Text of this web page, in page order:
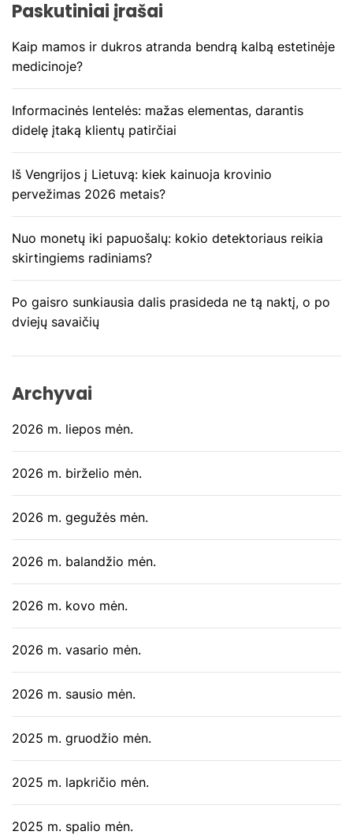
j
a
t
a
r
p
į
r
a
š
ų
Paskutiniai įrašai
Kaip mamos ir dukros atranda bendrą kalbą estetinėje
medicinoje?
Informacinės lentelės: mažas elementas, darantis
didelę įtaką klientų patirčiai
Iš Vengrijos į Lietuvą: kiek kainuoja krovinio
pervežimas 2026 metais?
Nuo monetų iki papuošalų: kokio detektoriaus reikia
skirtingiems radiniams?
Po gaisro sunkiausia dalis prasideda ne tą naktį, o po
dviejų savaičių
Archyvai
2026 m. liepos mėn.
2026 m. birželio mėn.
2026 m. gegužės mėn.
2026 m. balandžio mėn.
2026 m. kovo mėn.
2026 m. vasario mėn.
2026 m. sausio mėn.
2025 m. gruodžio mėn.
2025 m. lapkričio mėn.
2025 m. spalio mėn.